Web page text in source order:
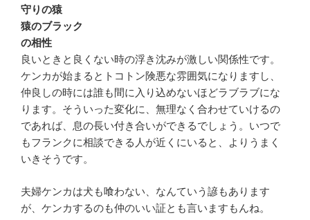
守りの猿
猿のブラック
の相性
良いときと良くない時の浮き沈みが激しい関係性です。
ケンカが始まるとトコトン険悪な雰囲気になりますし、
仲良しの時には誰も間に入り込めないほどラブラブにな
ります。そういった変化に、無理なく合わせていけるの
であれば、息の長い付き合いができるでしょう。いつで
もフランクに相談できる人が近くにいると、よりうまく
いきそうです。
夫婦ケンカは犬も喰わない、なんていう諺もあります
が、ケンカするのも仲のいい証とも言いますもんね。